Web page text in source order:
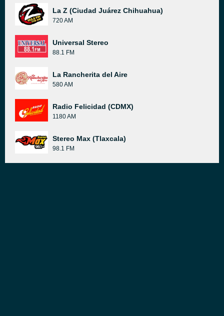
La Z (Ciudad Juárez Chihuahua)
720 AM
Universal Stereo
88.1 FM
La Rancherita del Aire
580 AM
Radio Felicidad (CDMX)
1180 AM
Stereo Max (Tlaxcala)
98.1 FM